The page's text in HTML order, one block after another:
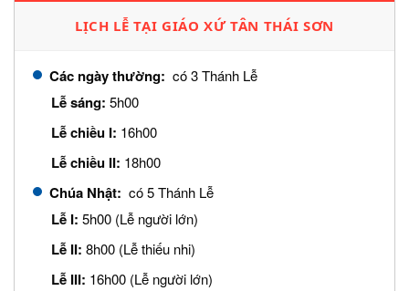
LỊCH LỄ TẠI GIÁO XỨ TÂN THÁI SƠN
Các ngày thường: có 3 Thánh Lễ
Lễ sáng: 5h00
Lễ chiều I: 16h00
Lễ chiều II: 18h00
Chúa Nhật: có 5 Thánh Lễ
Lễ I: 5h00 (Lễ người lớn)
Lễ II: 8h00 (Lễ thiếu nhi)
Lễ III: 16h00 (Lễ người lớn)